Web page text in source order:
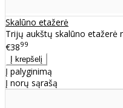
Skalūno etažerė
Trijų aukštų skalūno etažerė
€3899
Į palyginimą
Į norų sąrašą